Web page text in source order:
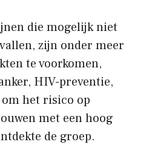
die mogelijk niet
zijn onder meer
te voorkomen,
HIV-preventie,
het risico op
met een hoog
de groep.